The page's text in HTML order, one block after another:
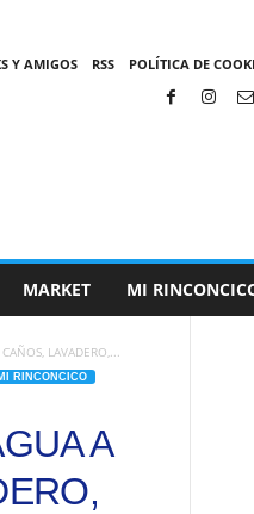
Y AMIGOS RSS POLÍTICA DE
MARKET MI
LAVADERO,...
RINCONCICO
A